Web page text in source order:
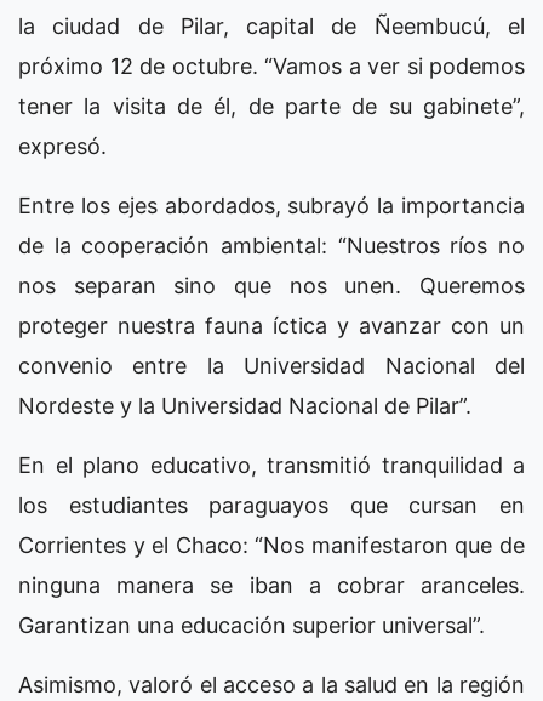
la ciudad de Pilar, capital de Ñeembucú, el
próximo 12 de octubre. “Vamos a ver si podemos
tener la visita de él, de parte de su gabinete”,
expresó.
Entre los ejes abordados, subrayó la importancia
de la cooperación ambiental: “Nuestros ríos no
nos separan sino que nos unen. Queremos
proteger nuestra fauna íctica y avanzar con un
convenio entre la Universidad Nacional del
Nordeste y la Universidad Nacional de Pilar”.
En el plano educativo, transmitió tranquilidad a
los estudiantes paraguayos que cursan en
Corrientes y el Chaco: “Nos manifestaron que de
ninguna manera se iban a cobrar aranceles.
Garantizan una educación superior universal”.
Asimismo, valoró el acceso a la salud en la región